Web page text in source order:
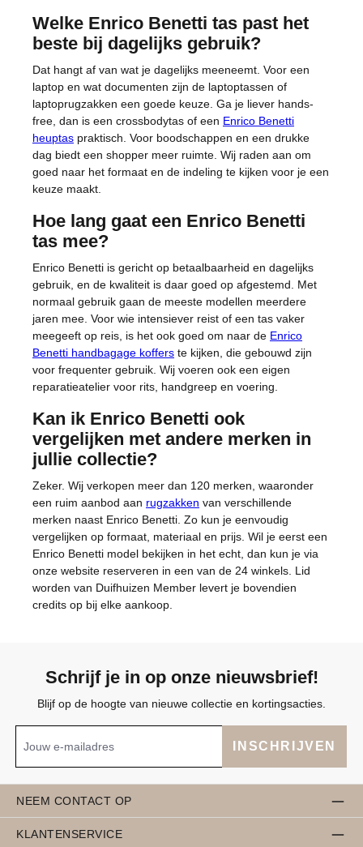
Welke Enrico Benetti tas past het
beste bij dagelijks gebruik?
Dat hangt af van wat je dagelijks meeneemt. Voor een
laptop en wat documenten zijn de laptoptassen of
laptoprugzakken een goede keuze. Ga je liever hands-
free, dan is een crossbodytas of een Enrico Benetti
heuptas praktisch. Voor boodschappen en een drukke
dag biedt een shopper meer ruimte. Wij raden aan om
goed naar het formaat en de indeling te kijken voor je een
keuze maakt.
Hoe lang gaat een Enrico Benetti
tas mee?
Enrico Benetti is gericht op betaalbaarheid en dagelijks
gebruik, en de kwaliteit is daar goed op afgestemd. Met
normaal gebruik gaan de meeste modellen meerdere
jaren mee. Voor wie intensiever reist of een tas vaker
meegeeft op reis, is het ook goed om naar de Enrico
Benetti handbagage koffers te kijken, die gebouwd zijn
voor frequenter gebruik. Wij voeren ook een eigen
reparatieatelier voor rits, handgreep en voering.
Kan ik Enrico Benetti ook
vergelijken met andere merken in
jullie collectie?
Zeker. Wij verkopen meer dan 120 merken, waaronder
een ruim aanbod aan rugzakken van verschillende
merken naast Enrico Benetti. Zo kun je eenvoudig
vergelijken op formaat, materiaal en prijs. Wil je eerst een
Enrico Benetti model bekijken in het echt, dan kun je via
onze website reserveren in een van de 24 winkels. Lid
worden van Duifhuizen Member levert je bovendien
credits op bij elke aankoop.
Schrijf je in op onze nieuwsbrief!
Blijf op de hoogte van nieuwe collectie en kortingsacties.
INSCHRIJVEN
NEEM CONTACT OP
KLANTENSERVICE